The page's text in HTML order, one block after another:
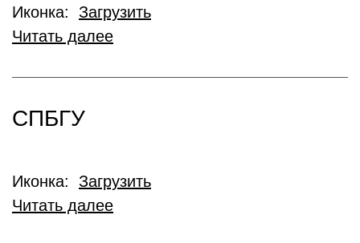
Иконка: Загрузить
Читать далее
СПБГУ
Иконка: Загрузить
Читать далее